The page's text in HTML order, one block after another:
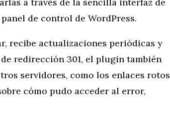
de control de WordPress.
recibe actualizaciones periódicas y
redirección 301, el plugin también
servidores, como los enlaces rotos
cómo pudo acceder al error,